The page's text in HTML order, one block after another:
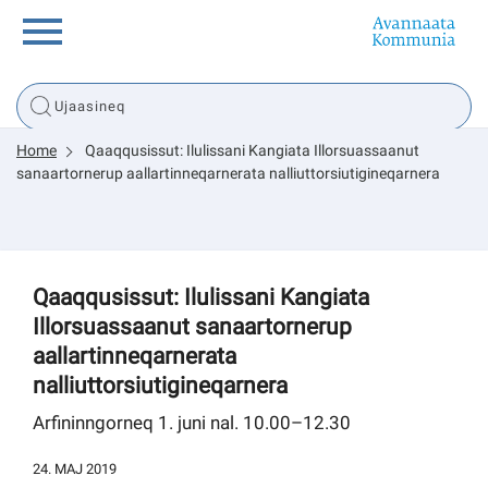
Innuttaasunut
Inuussutissarsiorneq
Tassaarsuaq
Pilersaarutinut isaavik
Home
Qaaqqusissut: Ilulissani Kangiata Illorsuassaanut
sanaartornerup aallartinneqarnerata nalliuttorsiutigineqarnera
Qaaqqusissut: Ilulissani Kangiata
Illorsuassaanut sanaartornerup
aallartinneqarnerata
nalliuttorsiutigineqarnera
Arfininngorneq 1. juni nal. 10.00–12.30
24. MAJ 2019